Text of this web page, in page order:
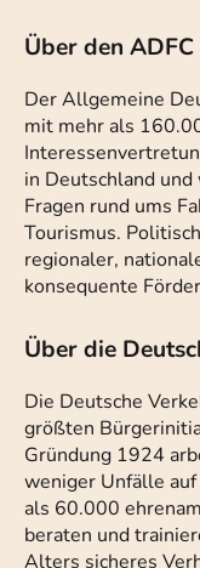
Über den ADFC
Der Allgemeine
mit mehr als
in Deutschland
Fragen rund ums
Tourismus.
regionaler,
konsequente
Über die
Die Deutsche
größten
Gründung 1924
weniger Unfälle
als 60.000
beraten und
Alters sicheres